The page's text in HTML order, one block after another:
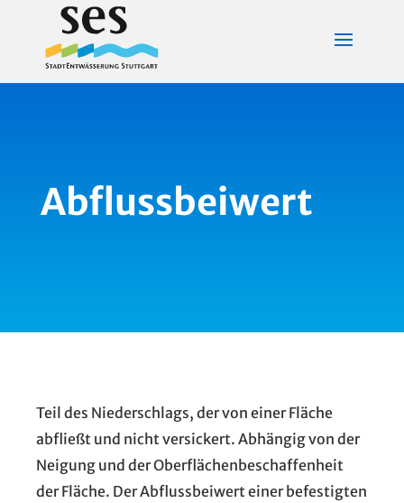
Abflussbeiwert
Teil des Niederschlags, der von einer Fläche
abfließt und nicht versickert. Abhängig von der
Neigung und der Oberflächenbeschaffenheit
der Fläche. Der Abflussbeiwert einer befestigten